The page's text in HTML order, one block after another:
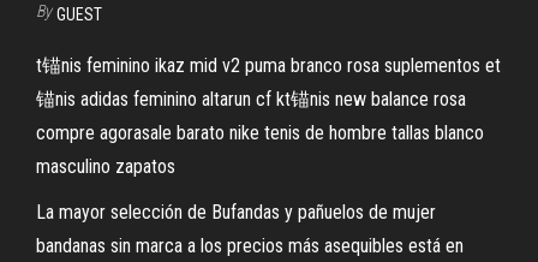
By GUEST
t锚nis feminino ikaz mid v2 puma branco rosa suplementos et
锚nis adidas feminino altarun cf kt锚nis new balance rosa
compre agorasale barato nike tenis de hombre tallas blanco
masculino zapatos
La mayor selección de Bufandas y pañuelos de mujer
bandanas sin marca a los precios más asequibles está en